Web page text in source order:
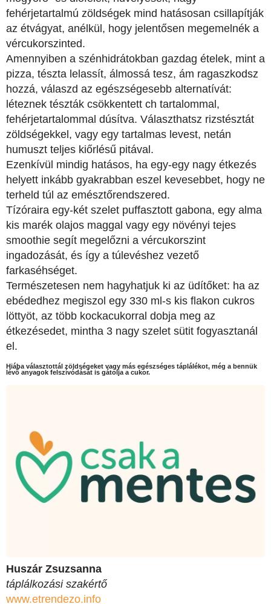
fehérjetartalmú zöldségek mind hatásosan csillapítják
az étvágyat, anélkül, hogy jelentősen megemelnék a
vércukorszinted.
Amennyiben a szénhidrátokban gazdag ételek, mint a
pizza, tészta lelassít, álmossá tesz, ám ragaszkodsz
hozzá, válaszd az egészségesebb alternatívát:
léteznek tészták csökkentett ch tartalommal,
fehérjetartalommal dúsítva. Választhatsz rizstésztát
zöldségekkel, vagy egy tartalmas levest, netán
humuszt teljes kiőrlésű pitával.
Ezenkívül mindig hatásos, ha egy-egy nagy étkezés
helyett inkább gyakrabban eszel kevesebbet, hogy ne
terheld túl az emésztőrendszered.
Tízóraira egy-két szelet puffasztott gabona, egy alma
kis marék olajos maggal vagy egy növényi tejes
smoothie segít megelőzni a vércukorszint
ingadozását, és így a túlevéshez vezető
farkaséhséget.
Természetesen nem hagyhatjuk ki az üdítőket: ha az
ebédedhez megiszol egy 330 ml-s kis flakon cukros
löttyöt, az több kockacukorral dobja meg az
étkezésedet, mintha 3 nagy szelet sütit fogyasztanál
el.
Hiába választottál zöldségeket vagy más egészséges táplálékot, még a bennük
lévő anyagok felszívódását is gátolja a cukor.
Huszár Zsuzsanna
táplálkozási szakértő
www.etrendezo.info